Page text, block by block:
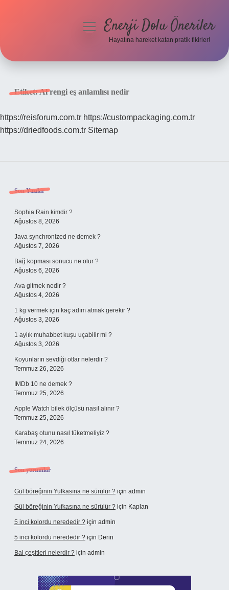
Hakkımızda
menüyüEnerji Dolu Öneriler
Hayatına hareket katan pratik fikirler!
Etiket:Al rengi eş anlamlısı nedir
https://reisforum.com.tr https://custompackaging.com.tr
https://driedfoods.com.tr Sitemap
Sidebar
Son Yazılar
Sophia Rain kimdir ?
Ağustos 8, 2026
Java synchronized ne demek ?
Ağustos 7, 2026
Bağ kopması sonucu ne olur ?
Ağustos 6, 2026
Ava gitmek nedir ?
Ağustos 4, 2026
1 kg vermek için kaç adım atmak gerekir ?
Ağustos 3, 2026
1 aylık muhabbet kuşu uçabilir mi ?
Ağustos 3, 2026
Koyunların sevdiği otlar nelerdir ?
Temmuz 26, 2026
IMDb 10 ne demek ?
Temmuz 25, 2026
Apple Watch bilek ölçüsü nasıl alınır ?
Temmuz 25, 2026
Karabaş otunu nasıl tüketmeliyiz ?
Temmuz 24, 2026
Son yorumlar
Gül böreğinin Yufkasına ne sürülür ? için admin
Gül böreğinin Yufkasına ne sürülür ? için Kaplan
5 inci kolordu nerededir ? için admin
5 inci kolordu nerededir ? için Derin
Bal çeşitleri nelerdir ? için admin